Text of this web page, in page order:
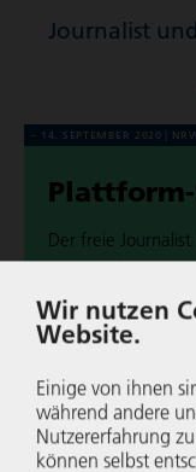
Journalist
14. SEPTEMBER 2020
Der freie
Wirt­schafts­blog,
Wei­ter­le­sen
Wir nutzen
Website.
Einige von ihnen
während andere
Nutzer­er­fah­rung
können selbst